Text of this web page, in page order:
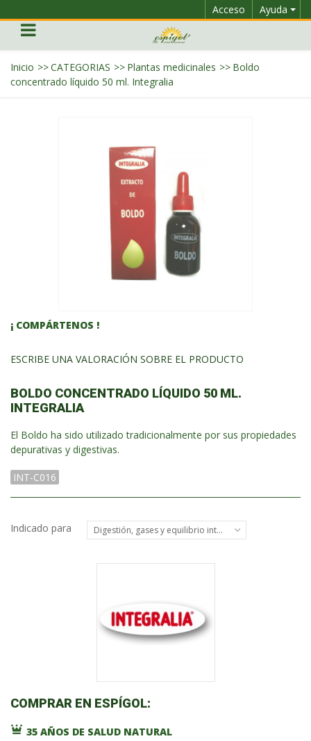
Ayuda
Acceso
Inicio >>CATEGORIAS >> Plantas medicinales >> Boldo
concentrado líquido 50 ml. Integralia
¡ COMPÁRTENOS !
ESCRIBE UNA VALORACIÓN SOBRE EL PRODUCTO
BOLDO CONCENTRADO LÍQUIDO 50 ML.
INTEGRALIA
El Boldo ha sido utilizado tradicionalmente por sus propiedades
depurativas y digestivas.
INT-C016
Indicado para Digestión, gases y equilibrio intestinal
COMPRAR EN ESPÍGOL:
35 AÑOS DE SALUD NATURAL